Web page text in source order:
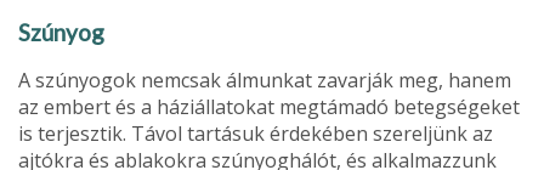
Szúnyog
A szúnyogok nemcsak álmunkat zavarják meg, hanem
az embert és a háziállatokat megtámadó betegségeket
is terjesztik. Távol tartásuk érdekében szereljünk az
ajtókra és ablakokra szúnyoghálót, és alkalmazzunk